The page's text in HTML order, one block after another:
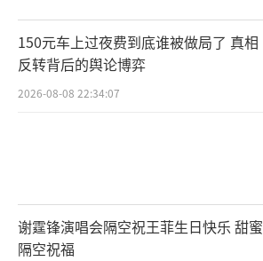
150元车上过夜费到底谁被做局了 真相
反转背后的舆论博弈
2026-08-08 22:34:07
谢霆锋演唱会隔空祝王菲生日快乐 甜蜜
隔空祝福